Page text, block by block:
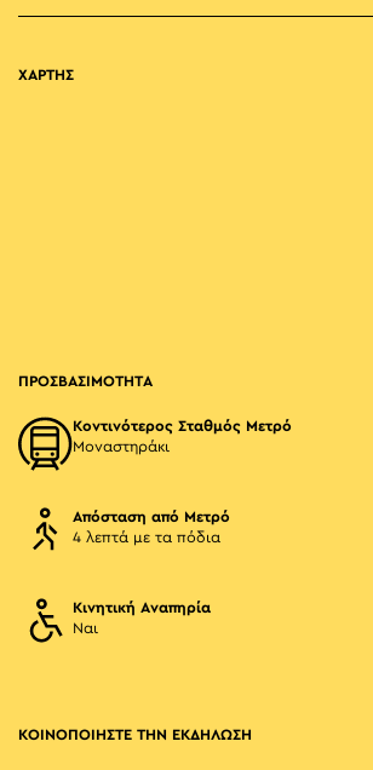
ΧΑΡΤΗΣ
ΠΡΟΣΒΑΣΙΜΟΤΗΤΑ
Κοντινότερος Σταθμός Μετρό
Μοναστηράκι
Απόσταση από Μετρό
4 λεπτά με τα πόδια
Κινητική Αναπηρία
Ναι
ΚΟΙΝΟΠΟΙΗΣΤΕ ΤΗΝ ΕΚΔΗΛΩΣΗ